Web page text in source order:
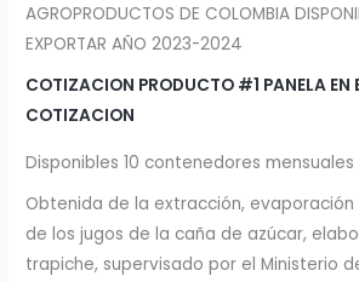
AGROPRODUCTOS DE COLOMBIA
EXPORTAR AÑO 2023-2024
COTIZACION PRODUCTO #1 PANELA EN
COTIZACION
Disponibles 10 contenedores mensuales
Obtenida de la extracción,
de los jugos de la caña de azúcar,
trapiche, supervisado por el Ministerio